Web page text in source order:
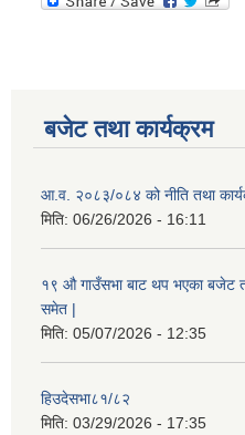
बजेट तथा कार्यक्रम
आ.व. २०८३/०८४ को नीति तथा
मिति: 06/26/2026 - 16:11
१९ औ गाउँसभा बाट थप भएका बजेट
समेत |
मिति: 05/07/2026 - 12:35
हिउदेसभा८१/८२
मिति: 03/29/2026 - 17:35